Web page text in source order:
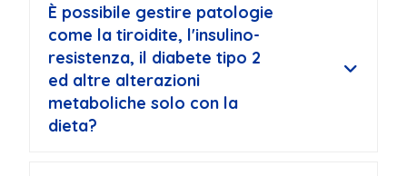
È possibile gestire patologie
come la tiroidite, l'insulino-
resistenza, il diabete tipo 2
ed altre alterazioni
metaboliche solo con la
dieta?